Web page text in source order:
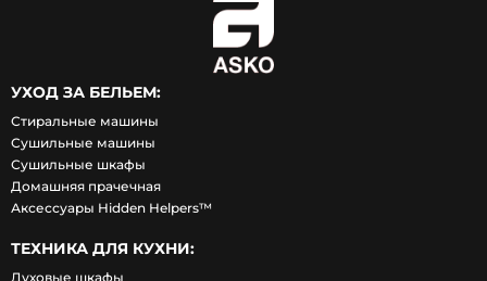
УХОД ЗА БЕЛЬЕМ:
Стиральные машины
Сушильные машины
Сушильные шкафы
Домашняя прачечная
Аксессуары Hidden Helpers™
ТЕХНИКА ДЛЯ КУХНИ:
Духовые шкафы